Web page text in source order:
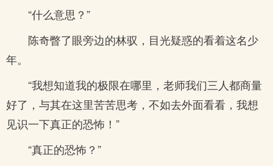
“什么意思？”
陈奇瞥了眼旁边的林驭，目光疑惑的看着这名少
年。
“我想知道我的极限在哪里，老师我们三人都商量
好了，与其在这里苦苦思考，不如去外面看看，我想
见识一下真正的恐怖！”
“真正的恐怖？”